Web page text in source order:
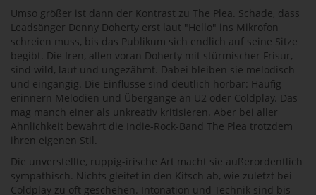
Umso größer ist dann der Kontrast zu The Plea. Schade, dass
Leadsänger Denny Doherty erst laut "Hello" ins Mikrofon
schreien muss, bis das Publikum sich endlich auf seine Sitze
begibt. Die Iren, allen voran Doherty mit stürmischer Frisur,
sind wild, laut und ungezähmt. Dabei bleiben sie melodisch
und eingängig. Die Einflüsse sind deutlich hörbar: Häufig
erinnern Melodien und Übergänge an U2 oder Coldplay. Das
mag manch einer als unkreativ kritisieren. Aber bei aller
Ähnlichkeit bewahrt die Indie-Rock-Band The Plea trotzdem
ihren eigenen Stil.
Die unverstellte, ruppig-irische Art macht sie außerordentlich
sympathisch. Nichts gleitet in den Kitsch ab, wie zuletzt bei
Coldplay zu oft geschehen. Intonation und Technik sind bis